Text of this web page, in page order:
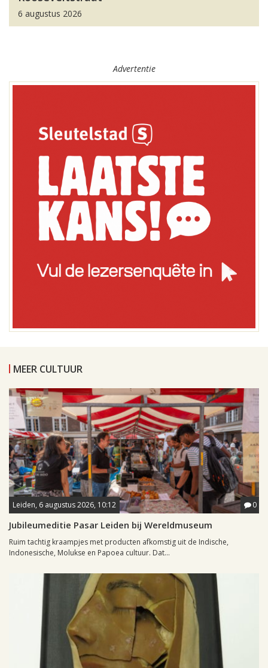
6 augustus 2026
Advertentie
MEER CULTUUR
Leiden, 6 augustus 2026, 10:12 0
Jubileumeditie Pasar Leiden bij Wereldmuseum
Ruim tachtig kraampjes met producten afkomstig uit de Indische,
Indonesische, Molukse en Papoea cultuur. Dat...